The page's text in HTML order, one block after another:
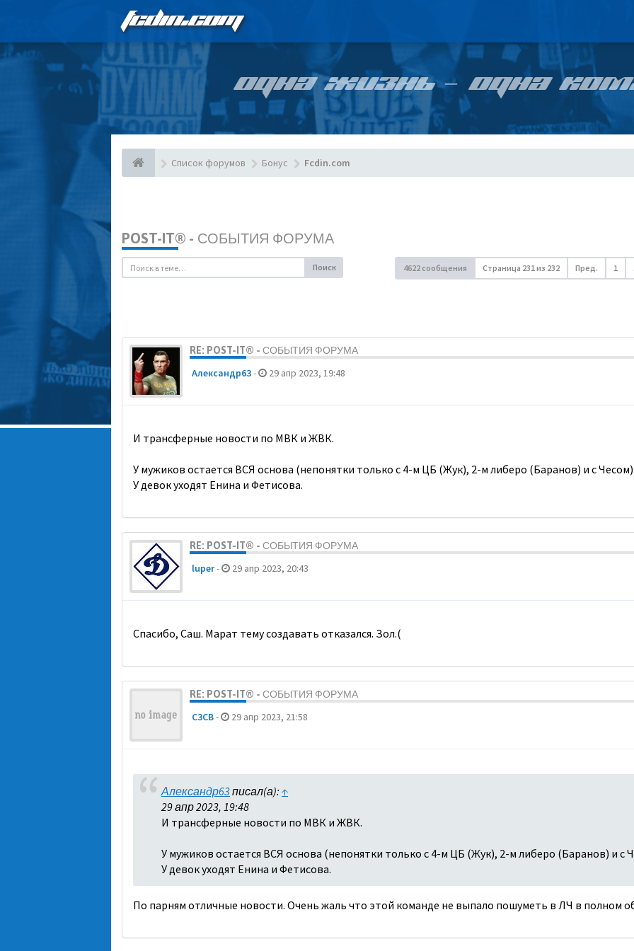
FCDIN.COM
ОДНА ЖИЗНЬ – ОДНА
Список форумов Бонус Fcdin.com
POST-IT® - СОБЫТИЯ ФОРУМА
Поиск 4622 сообщения Страница 231из 232 Пред. 1
RE: POST-IT® - СОБЫТИЯ ФОРУМА
Александр63- 29 апр 2023, 19:48
И трансферные новости по МВК и ЖВК.
У мужиков остается ВСЯ основа (непонятки только с 4-м ЦБ (Жук), 2-м либеро (Баранов) и с Чесом)
У девок уходят Енина и Фетисова.
RE: POST-IT® - СОБЫТИЯ ФОРУМА
luper- 29 апр 2023, 20:43
Спасибо, Саш. Марат тему создавать отказался. Зол.(
RE: POST-IT® - СОБЫТИЯ ФОРУМА
C3CB- 29 апр 2023, 21:58
Александр63писал(а): ↑
29 апр 2023, 19:48
И трансферные новости по МВК и ЖВК.
У мужиков остается ВСЯ основа (непонятки только с 4-м ЦБ (Жук), 2-м либеро (Баранов) и с
У девок уходят Енина и Фетисова.
По парням отличные новости. Очень жаль что этой команде не выпало пошуметь в ЛЧ в полном